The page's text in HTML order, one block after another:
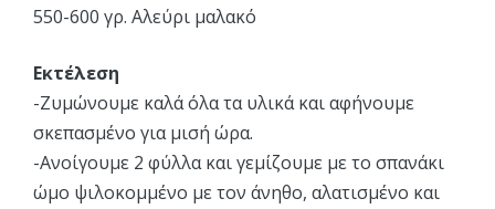
550-600 γρ. Αλεύρι μαλακό
Εκτέλεση
-Ζυμώνουμε καλά όλα τα υλικά και αφήνουμε
σκεπασμένο για μισή ώρα.
-Ανοίγουμε 2 φύλλα και γεμίζουμε με το σπανάκι
ώμο ψιλοκομμένο με τον άνηθο, αλατισμένο και